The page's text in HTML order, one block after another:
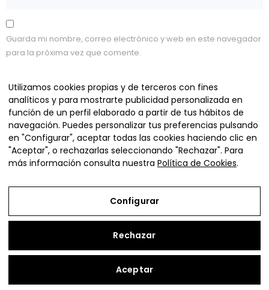
Guarda mi nombre, correo electrónico y web en este navegador
para la próxima vez que comente.
Apps, RRHH, inventario, SEO y redes sociales en un solo
ecosistema.
Todos los derechos reservados
Utilizamos cookies propias y de terceros con fines
analíticos y para mostrarte publicidad personalizada en
función de un perfil elaborado a partir de tus hábitos de
navegación. Puedes personalizar tus preferencias pulsando
en "Configurar", aceptar todas las cookies haciendo clic en
"Aceptar", o rechazarlas seleccionando "Rechazar". Para
más información consulta nuestra Política de Cookies.
Configurar
Rechazar
Aceptar
Aviso Legal
Política de Cookies
Términos y Condiciones de Uso
Configurar